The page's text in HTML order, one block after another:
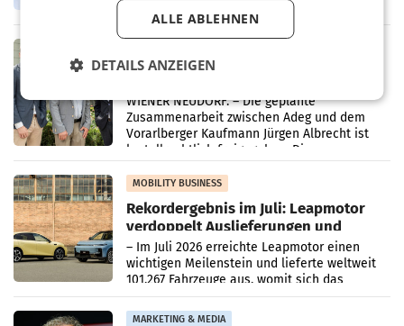
Oberösterreich. Die beiden Standorte liegen
Alles bereit für den Wechsel: Jürgen
WIENER NEUDORF. – Die geplante
Zusammenarbeit zwischen Adeg und dem
Vorarlberger Kaufmann Jürgen Albrecht ist
kartellrechtlich freigegeben: Die
Bundeswettbewerbsbehörde und der
Bundeskartellanwalt
MOBILITY BUSINESS
Rekordergebnis im Juli: Leapmotor
verdoppelt Auslieferungen und
überschreitet die 100.000er-Marke
– Im Juli 2026 erreichte Leapmotor einen
wichtigen Meilenstein und lieferte weltweit
101.267 Fahrzeuge aus, womit sich das
Ergebnis gegenüber Juli 2025 mehr als
verdoppelte (+102
MARKETING & MEDIA
ALLE ABLEHNEN
DETAILS ANZEIGEN